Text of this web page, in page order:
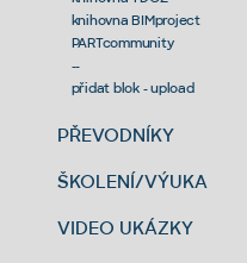
knihovna BIMproject
PARTcommunity
--
přidat blok - upload
PŘEVODNÍKY
ŠKOLENÍ/VÝUKA
VIDEO UKÁZKY